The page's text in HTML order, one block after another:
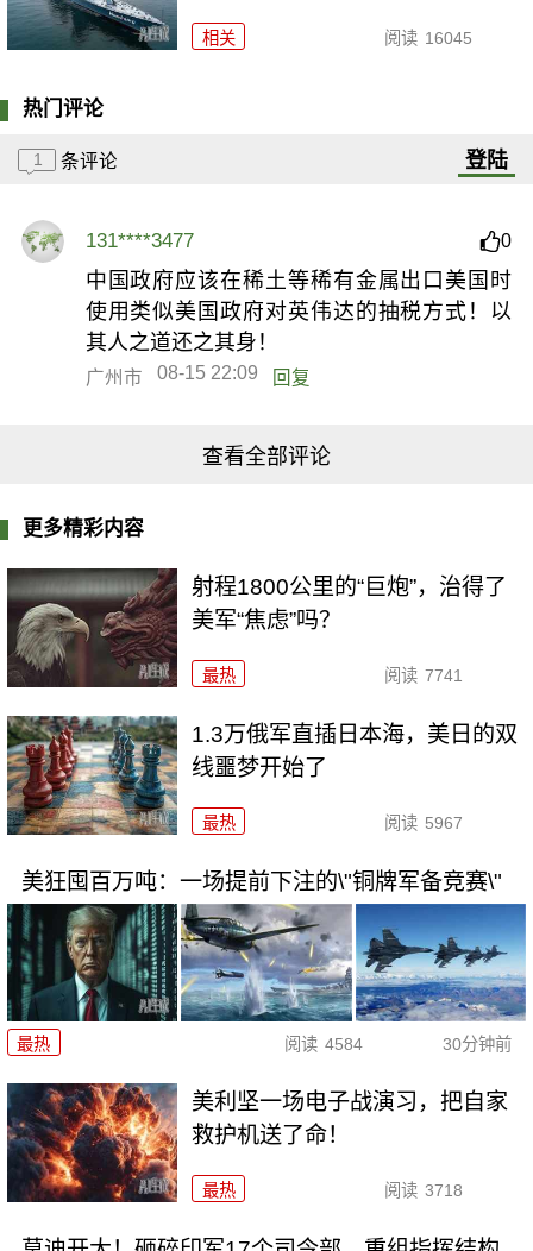
相关 阅读 16045
热门评论
1 条评论 登陆
131****3477 0
中国政府应该在稀土等稀有金属出口美国时
使用类似美国政府对英伟达的抽税方式！以
其人之道还之其身！
广州市 08-15 22:09 回复
查看全部评论
更多精彩内容
射程1800公里的“巨炮”，治得了
美军“焦虑”吗？
最热 阅读 7741
1.3万俄军直插日本海，美日的双
线噩梦开始了
最热 阅读 5967
美狂囤百万吨：一场提前下注的\"铜牌军备竞赛\"
最热 阅读 4584 30分钟前
美利坚一场电子战演习，把自家
救护机送了命！
最热 阅读 3718